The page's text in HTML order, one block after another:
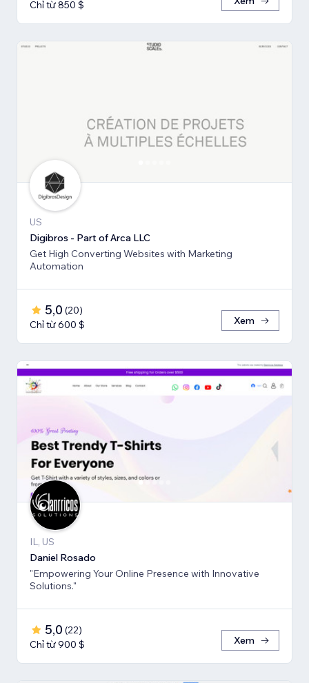
Chỉ từ 850 $
US
Digibros - Part of Arca LLC
Get High Converting Websites with Marketing
Automation
5,0 (20)
Chỉ từ 600 $
Xem
IL, US
Daniel Rosado
"Empowering Your Online Presence with Innovative
Solutions."
5,0 (22)
Chỉ từ 900 $
Xem